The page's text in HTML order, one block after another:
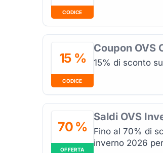
CODICE
15 %
CODICE
Coupon OVS
15% di sconto
70 %
OFFERTA
Saldi OVS
Fino al 70% di
inverno 2026